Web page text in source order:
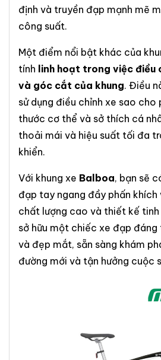
định và truyền đạp mạnh mẽ
công suất.
Một điểm nổi bật khác của
tính linh hoạt trong việc điều
và góc cắt của khung. Điều
sử dụng điều chỉnh xe sao cho
thước cơ thể và sở thích cá
thoải mái và hiệu suất tối đa
khiển.
Với khung xe Balboa, bạn sẽ
đạp tay ngang đầy phấn khích
chất lượng cao và thiết kế
sở hữu một chiếc xe đạp đáng
và đẹp mắt, sẵn sàng khám
đường mới và tận hưởng cuộc